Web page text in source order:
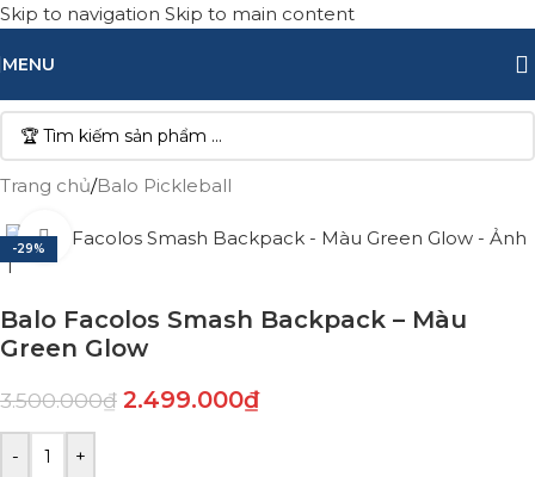
Skip to navigation Skip to main content
MENU
Trang chủ/Balo Pickleball
-29%
Click to enlarge
Balo Facolos Smash Backpack – Màu
Green Glow
3.500.000₫ 2.499.000₫
- +